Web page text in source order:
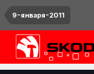
9-января-2011